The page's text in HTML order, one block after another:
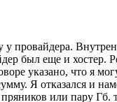
провайдера.
был еще и
указано, что я
Я отказался и
или пару